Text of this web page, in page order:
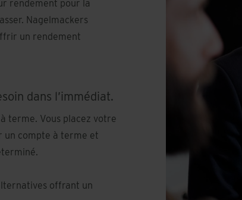
rendement pour la
Nagelmackers
un rendement
dans l’immédiat.
terme. Vous placez votre
un compte à terme et
offrant un